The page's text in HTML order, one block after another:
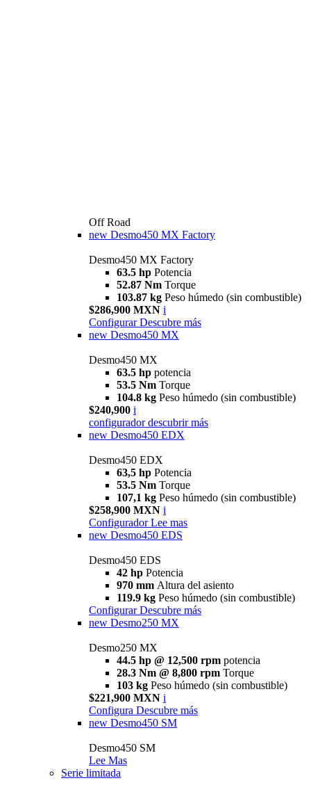
Off Road
new Desmo450 MX Factory
Desmo450 MX Factory
63.5 hp Potencia
52.87 Nm Torque
103.87 kg Peso húmedo (sin combustible)
$286,900 MXN i
Configurar Descubre más
new Desmo450 MX
Desmo450 MX
63.5 hp potencia
53.5 Nm Torque
104.8 kg Peso húmedo (sin combustible)
$240,900 i
configurador descubrir más
new Desmo450 EDX
Desmo450 EDX
63,5 hp Potencia
53.5 Nm Torque
107,1 kg Peso húmedo (sin combustible)
$258,900 MXN i
Configurador Lee mas
new Desmo450 EDS
Desmo450 EDS
42 hp Potencia
970 mm Altura del asiento
119.9 kg Peso húmedo (sin combustible)
Configurar Descubre más
new Desmo250 MX
Desmo250 MX
44.5 hp @ 12,500 rpm potencia
28.3 Nm @ 8,800 rpm Torque
103 kg Peso húmedo (sin combustible)
$221,900 MXN i
Configura Descubre más
new Desmo450 SM
Desmo450 SM
Lee Mas
Serie limitada